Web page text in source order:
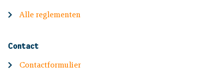
Alle reglementen
Contact
Contactformulier